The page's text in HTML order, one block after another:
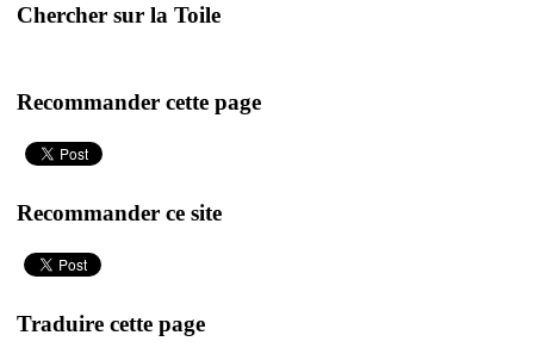
Chercher sur la Toile
Recommander cette page
Recommander ce site
Traduire cette page